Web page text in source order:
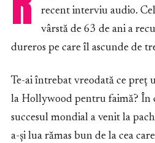
recent interviu audio.
vârstă de 63 de ani a
dureros pe care îl ascunde de
Te-ai întrebat vreodată ce preț
la Hollywood pentru faimă? În
succesul mondial a venit la
a-și lua rămas bun de la cea